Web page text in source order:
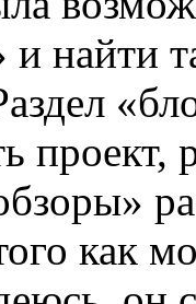
найти
проект,
как